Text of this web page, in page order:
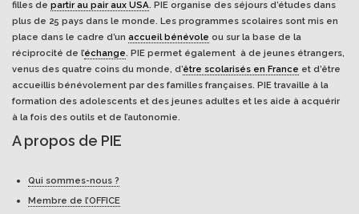
filles de partir au pair aux USA. PIE organise des séjours d’études dans
plus de 25 pays dans le monde. Les programmes scolaires sont mis en
place dans le cadre d’un accueil bénévole ou sur la base de la
réciprocité de l’échange. PIE permet également à de jeunes étrangers,
venus des quatre coins du monde, d’être scolarisés en France et d’être
accueillis bénévolement par des familles françaises. PIE travaille à la
formation des adolescents et des jeunes adultes et les aide à acquérir
à la fois des outils et de l’autonomie.
A propos de PIE
Qui sommes-nous ?
Membre de l’OFFICE